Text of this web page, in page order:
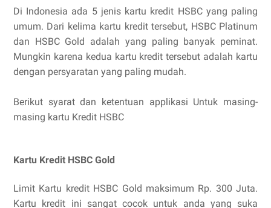
Di Indonesia ada 5 jenis kartu kredit HSBC yang paling
umum. Dari kelima kartu kredit tersebut, HSBC Platinum
dan HSBC Gold adalah yang paling banyak peminat.
Mungkin karena kedua kartu kredit tersebut adalah kartu
dengan persyaratan yang paling mudah.
Berikut syarat dan ketentuan applikasi Untuk masing-
masing kartu Kredit HSBC
Kartu Kredit HSBC Gold
Limit Kartu kredit HSBC Gold maksimum Rp. 300 Juta.
Kartu kredit ini sangat cocok untuk anda yang suka